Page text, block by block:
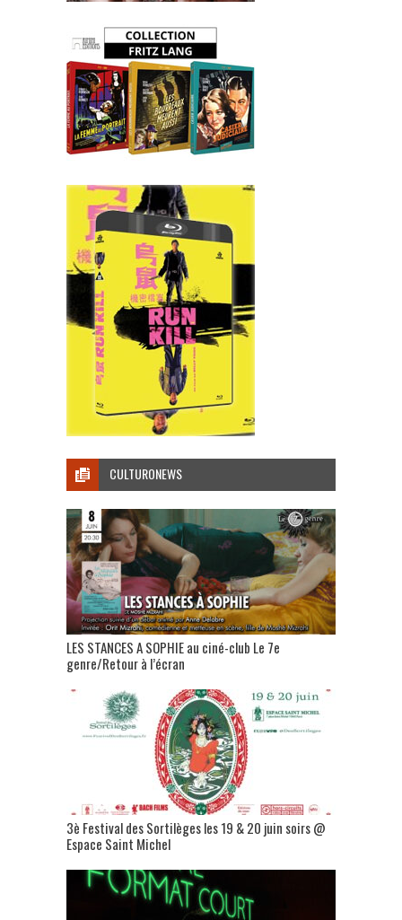
CULTURONEWS
LES STANCES A SOPHIE au ciné-club Le 7e
genre/Retour à l’écran
3è Festival des Sortilèges les 19 & 20 juin soirs @
Espace Saint Michel